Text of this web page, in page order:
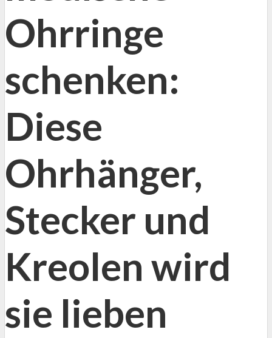
Ohrringe
schenken:
Diese
Ohrhänger,
Stecker und
Kreolen wird
sie lieben